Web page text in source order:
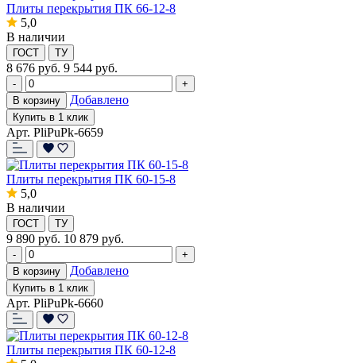
Плиты перекрытия ПК 66-12-8
5,0
В наличии
ГОСТ ТУ
8 676 руб. 9 544 руб.
-
+
В корзину
Добавлено
Купить в 1 клик
Арт. PliPuPk-6659
Плиты перекрытия ПК 60-15-8
5,0
В наличии
ГОСТ ТУ
9 890 руб. 10 879 руб.
-
+
В корзину
Добавлено
Купить в 1 клик
Арт. PliPuPk-6660
Плиты перекрытия ПК 60-12-8